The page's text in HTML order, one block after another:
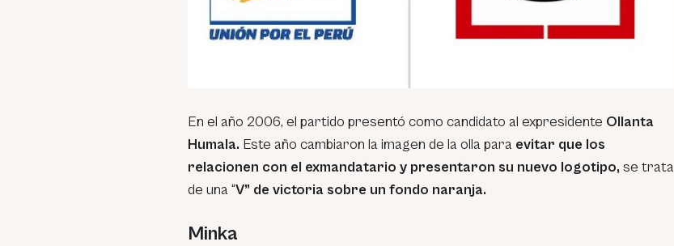
En el año 2006, el partido presentó como candidato al expresidente Ollanta
Humala. Este año cambiaron la imagen de la olla para evitar que los
relacionen con el exmandatario y presentaron su nuevo logotipo, se trata
de una “V” de victoria sobre un fondo naranja.
Minka